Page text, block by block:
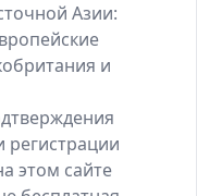
Азии:
и
регистрации
этом сайте